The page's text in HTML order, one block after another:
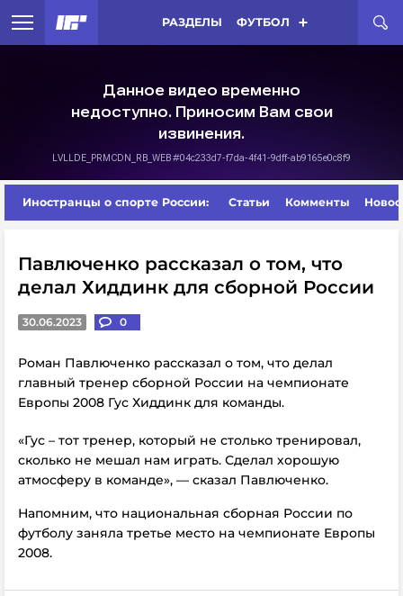
РАЗДЕЛЫ ФУТБОЛ
Иностранцы о спорте России: Статьи Комменты
Павлюченко рассказал о том, что
делал Хиддинк для сборной России
30.06.2023 0
Роман Павлюченко рассказал о том, что делал
главный тренер сборной России на чемпионате
Европы 2008 Гус Хиддинк для команды.
«Гус – тот тренер, который не столько тренировал,
сколько не мешал нам играть. Сделал хорошую
атмосферу в команде», — сказал Павлюченко.
Напомним, что национальная сборная России по
футболу заняла третье место на чемпионате Европы
2008.